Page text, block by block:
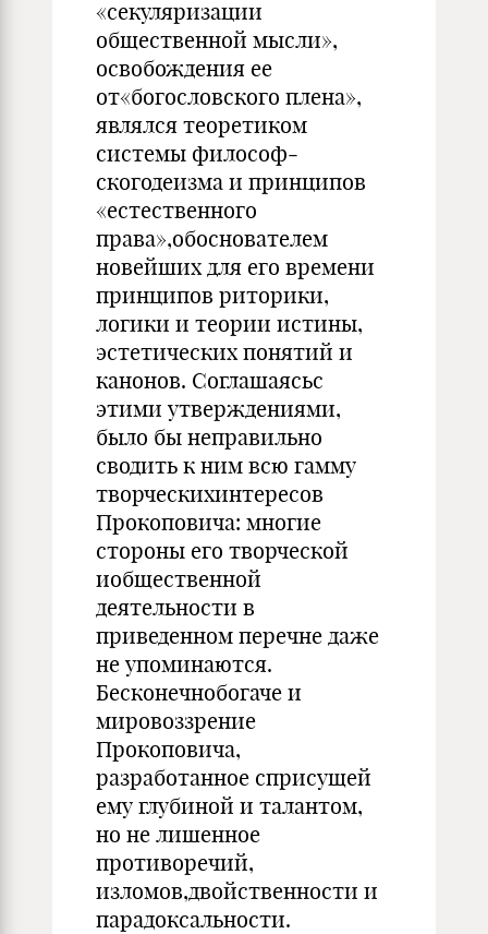
«секуляризации
общественной мысли»,
освобождения ее
от«богословского плена»,
являлся теоретиком
системы философ­
скогодеизма и принципов
«естественного
права»,обоснователем
новейших для его времени
принципов риторики,
логики и теории истины,
эстетических понятий и
канонов. Соглашаясьс
этими утверждениями,
было бы неправильно
сводить к ним всю гамму
творческихинтересов
Прокоповича: многие
стороны его творческой
иобщественной
деятельности в
приведенном перечне даже
не упоминаются.
Бесконечнобогаче и
мировоззрение
Прокоповича,
разработанное сприсущей
ему глубиной и талантом,
но не лишенное
противоречий,
изломов,двойственности и
парадоксальности.